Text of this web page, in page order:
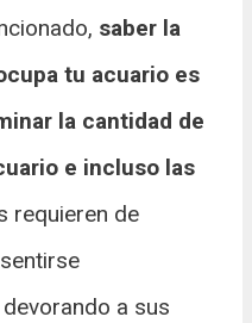
saber la
tu acuario es
la cantidad de
e incluso las
requieren de
a sus